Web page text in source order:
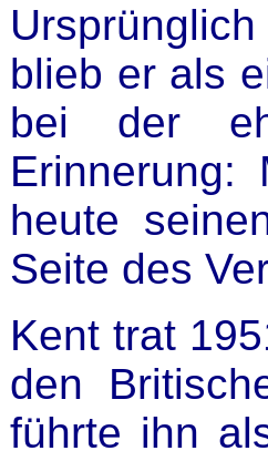
blieb er als
bei der
heute
Seite des
Kent trat
den
führte ihn